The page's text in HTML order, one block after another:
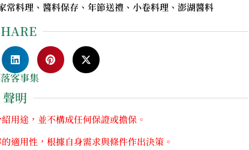
料理、醬料保存、年節送禮、小卷料理、澎湖醬料
客事集
聲明
用途，並不構成任何保證或擔保。
適用性，根據自身需求與條件作出決策。